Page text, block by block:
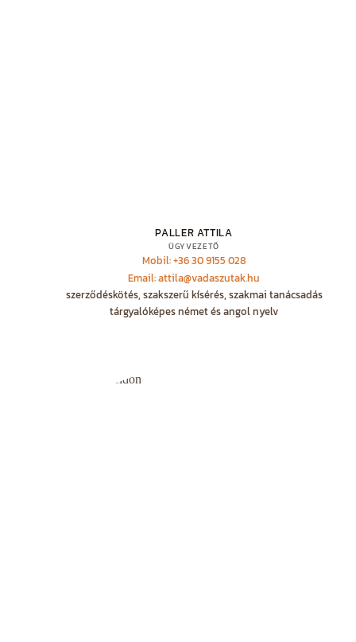
PALLER ATTILA
ÜGYVEZETŐ
Mobil: +36 30 9155 028
Email: attila@vadaszutak.hu
szerződéskötés, szakszerű kísérés, szakmai tanácsadás
tárgyalóképes német és angol nyelv